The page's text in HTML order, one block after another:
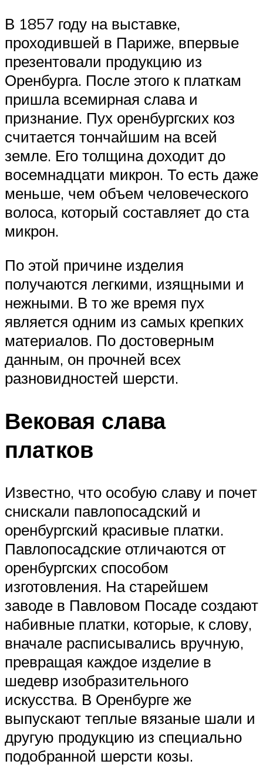
В 1857 году на выставке,
проходившей в Париже, впервые
презентовали продукцию из
Оренбурга. После этого к платкам
пришла всемирная слава и
признание. Пух оренбургских коз
считается тончайшим на всей
земле. Его толщина доходит до
восемнадцати микрон. То есть даже
меньше, чем объем человеческого
волоса, который составляет до ста
микрон.
По этой причине изделия
получаются легкими, изящными и
нежными. В то же время пух
является одним из самых крепких
материалов. По достоверным
данным, он прочней всех
разновидностей шерсти.
Вековая слава
платков
Известно, что особую славу и почет
снискали павлопосадский и
оренбургский красивые платки.
Павлопосадские отличаются от
оренбургских способом
изготовления. На старейшем
заводе в Павловом Посаде создают
набивные платки, которые, к слову,
вначале расписывались вручную,
превращая каждое изделие в
шедевр изобразительного
искусства. В Оренбурге же
выпускают теплые вязаные шали и
другую продукцию из специально
подобранной шерсти козы.